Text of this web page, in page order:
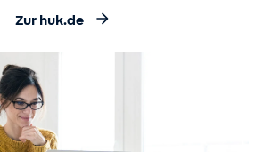
Zur huk.de